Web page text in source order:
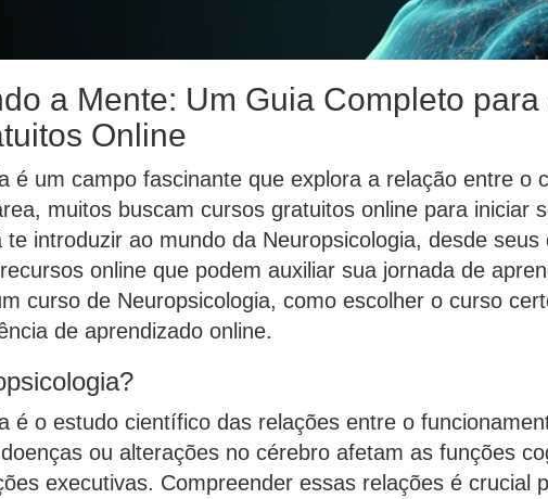
a Mente: Um Guia Completo
Online
é um campo fascinante que explora a relação entre
muitos buscam cursos gratuitos online para iniciar
te introduzir ao mundo da Neuropsicologia, desde
online que podem auxiliar sua jornada de
curso de Neuropsicologia, como escolher o curso
de aprendizado online.
é o estudo científico das relações entre o
ou alterações no cérebro afetam as funções
executivas. Compreender essas relações é crucial